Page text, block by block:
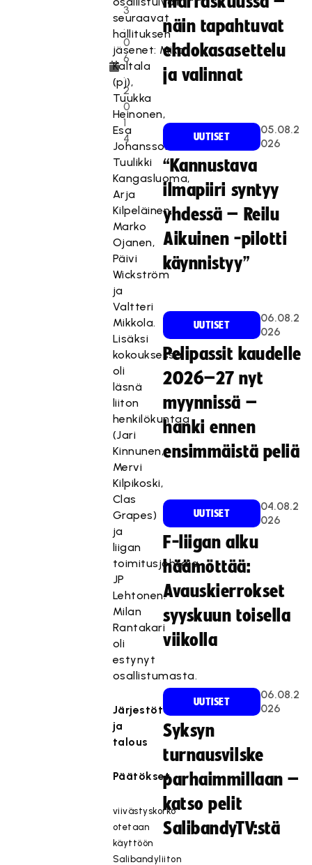
3
.
0
6
.
2
0
1
4
seuraavat
hallituksen
jäsenet: Mika
Kaltala
(pj),
Tuukka
Heinonen,
Esa
Johansson,
Tuulikki
Kangasluoma,
Arja
Kilpeläinen,
Marko
Ojanen,
Päivi
Wickström
ja
Valtteri
Mikkola.
Lisäksi
kokouksessa
oli
läsnä
liiton
henkilökuntaa
(Jari
Kinnunen,
Mervi
Kilpikoski,
Clas
Grapes)
ja
liigan
toimitusjohtaja
JP
Lehtonen.
Milan
Rantakari
oli
estynyt
osallistumasta.
Järjestötoiminta
ja
talous
Päätökset
viivästyskorko
otetaan
käyttöön
Salibandyliiton
näin tapahtuvat
ehdokasasettelu
ja valinnat
UUTISET
05.08.2
026
“Kannustava
ilmapiiri syntyy
yhdessä – Reilu
Aikuinen -pilotti
käynnistyy”
UUTISET
06.08.2
026
Pelipassit kaudelle
2026–27 nyt
myynnissä –
hanki ennen
ensimmäistä peliä
UUTISET
04.08.2
026
F-liigan alku
häämöttää:
Avauskierrokset
syyskuun toisella
viikolla
UUTISET
06.08.2
026
Syksyn
turnausvilske
parhaimmillaan –
katso pelit
SalibandyTV:stä